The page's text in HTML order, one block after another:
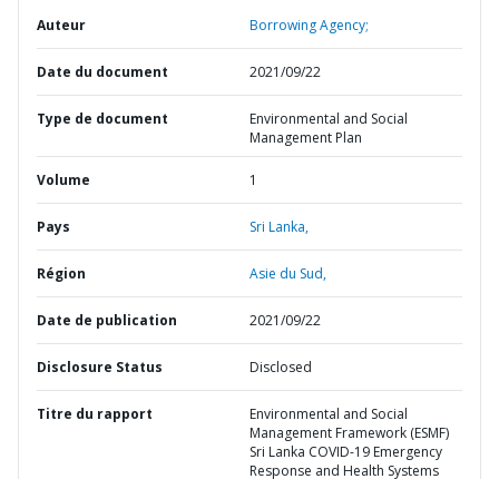
Auteur Borrowing Agency;
Date du document 2021/09/22
Type de document
Environmental and Social
Management Plan
Volume 1
Pays Sri Lanka,
Région Asie du Sud,
Date de publication 2021/09/22
Disclosure Status Disclosed
Titre du rapport
Environmental and Social
Management Framework (ESMF)
Sri Lanka COVID-19 Emergency
Response and Health Systems